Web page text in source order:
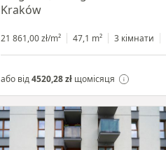
1 поверх
Kraków
21 861,00 zł/m² 47,1 m² 3 кімнати
або від4520,28 zł щомісяця